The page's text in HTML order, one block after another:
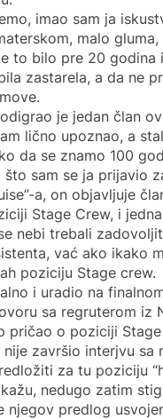
imao sam ja
malo
to bilo pre 20 godina
zastarela, a da ne
je jedan član
lično upoznao, a
da se znamo 100
što sam se ja prijavio
a, on objavljuje
Stage Crew, i
nebi trebali
vać ako ikako
poziciju Stage crew.
i uradio na
sa regruterom iz
pričao o poziciji
nije završio interjvu sa
za tu poziciju
nedugo zatim
njegov predlog